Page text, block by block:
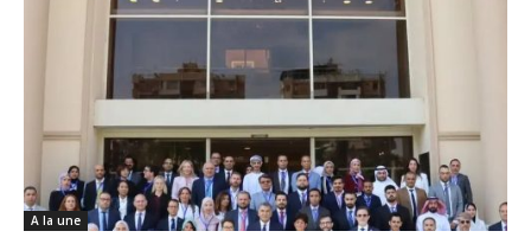
A la une